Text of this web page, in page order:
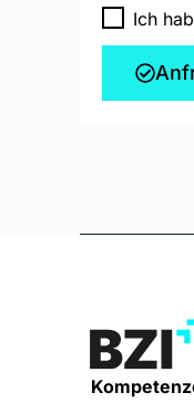
Ich